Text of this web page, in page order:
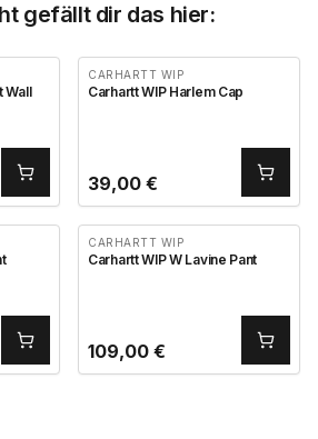
gefällt dir das hier:
Wall
CARHARTT WIP
Carhartt WIP Harlem Cap
39,00 €
CARHARTT WIP
Carhartt WIP W Lavine Pant
109,00 €